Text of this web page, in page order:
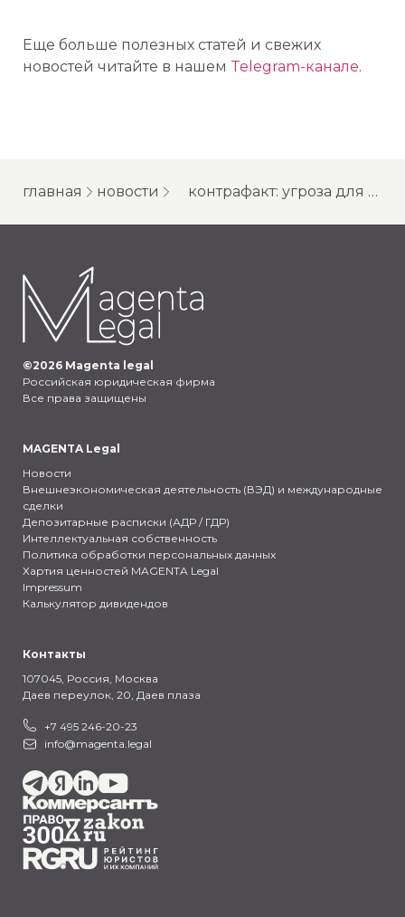
Еще больше полезных статей и свежих
новостей читайте в нашем Telegram-канале.
главная новости контрафакт: угроза для бизнеса и рекомендации для покупателей
©2026 Magenta legal
Российская юридическая фирма
Все права защищены
MAGENTA Legal
Новости
Внешнеэкономическая деятельность (ВЭД) и международные
сделки
Депозитарные расписки (АДР / ГДР)
Интеллектуальная собственность
Политика обработки персональных данных
Хартия ценностей MAGENTA Legal
Impressum
Калькулятор дивидендов
Контакты
107045, Россия, Москва
Даев переулок, 20, Даев плаза
+7 495 246-20-23
info@magenta.legal